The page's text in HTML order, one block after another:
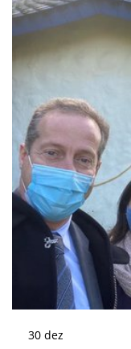
30 dez